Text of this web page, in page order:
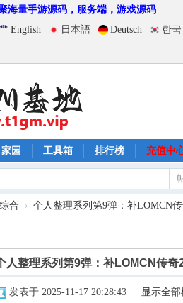
海量手游源码，服务端，游戏源码
English 日本語 Deutsch 한
家园 工具箱 排行榜 充值中
合 › 个人整理系列第9弹：补LOMCN
人整理系列第9弹：补LOMCN传奇
发表于 2025-11-17 20:28:43 显示全